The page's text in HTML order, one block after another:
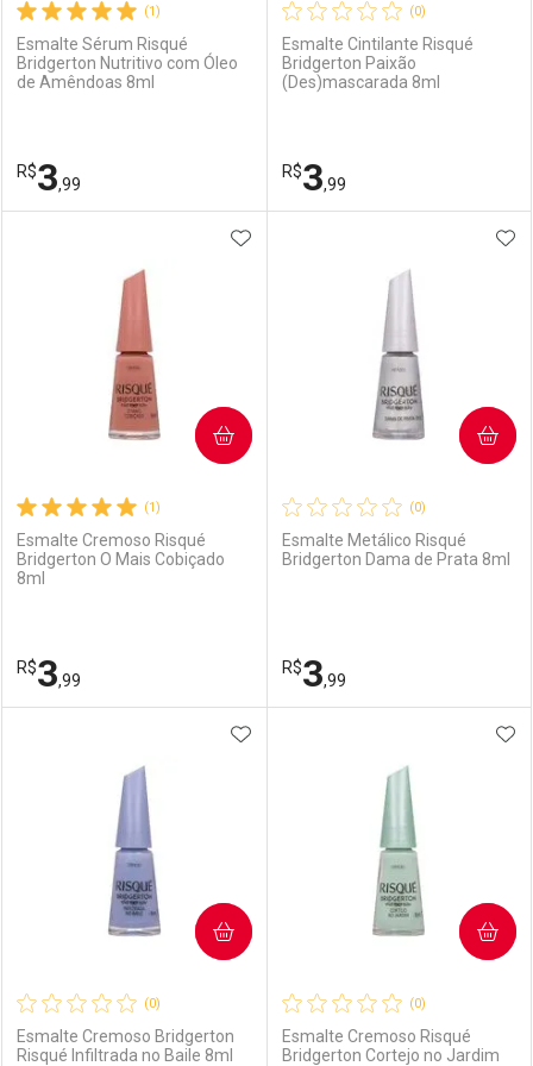
(1)
Esmalte Sérum Risqué
Bridgerton Nutritivo com Óleo
de Amêndoas 8ml
R$3,99
Laboratório
Comprar sem Desconto
Por R$ 3,99/cada
Por Menos
Por R$ 3,99/cada
(0)
Esmalte Cintilante Risqué
Bridgerton Paixão
(Des)mascarada 8ml
R$3,99
Laboratório
Comprar sem Desconto
Por R$ 3,99/cada
Por Menos
Por R$ 3,99/cada
(1)
Esmalte Cremoso Risqué
Bridgerton O Mais Cobiçado
8ml
R$3,99
ADICIONAR AOS FAVORITOS
COMPRAR
Laboratório
Por Menos
(0)
Esmalte Metálico Risqué
Bridgerton Dama de Prata 8ml
R$3,99
COMPRAR
Laboratório
Por Menos
(0)
Esmalte Cremoso Bridgerton
Risqué Infiltrada no Baile 8ml
ADICIONAR AOS FAVORITOS
COMPRAR
(0)
Esmalte Cremoso Risqué
Bridgerton Cortejo no Jardim
COMPRAR